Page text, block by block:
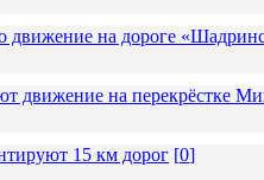
движение на дороге
движение на перекрёстке
15 км дорог [0]